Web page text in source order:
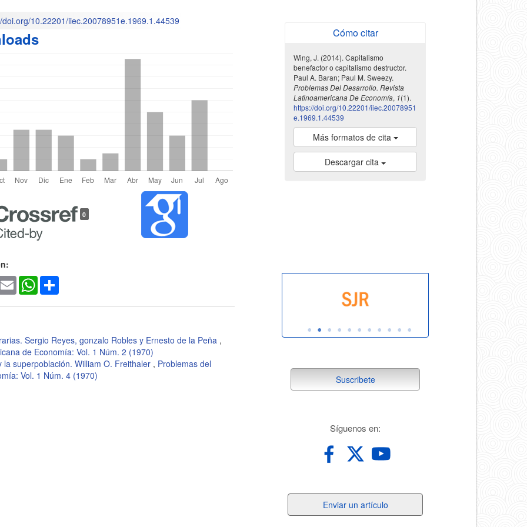
doi.org/10.22201/iiec.20078951e.1969.1.44539
0
Email WhatsApp
Sergio Reyes, gonzalo Robles y Ernesto de la Peña ,
de Economía: Vol. 1 Núm. 2 (1970)
superpoblación. William O. Freithaler , Problemas del
Vol. 1 Núm. 4 (1970)
Cómo citar
Wing, J. (2014). Capitalismo
benefactor o capitalismo destructor.
Paul A. Baran; Paul M. Sweezy.
Problemas Del Desarrollo. Revista
Latinoamericana De Economía, 1(1).
https://doi.org/10.22201/iiec.20078951
e.1969.1.44539
Más formatos de cita
Descargar cita
suscribete
Suscribete
Síguenos en:
un
Enviar un artículo